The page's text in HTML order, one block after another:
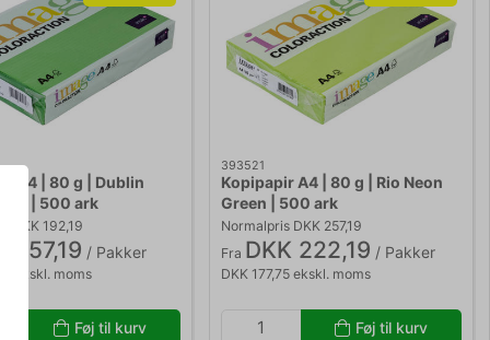
A4 | 80 g | Dublin
| 500 ark
DKK 192,19
157,19 / Pakker
ekskl. moms
Føj til kurv
393521
Kopipapir A4 | 80 g | Rio Neon
Green | 500 ark
Normalpris DKK 257,19
Fra DKK 222,19 / Pakker
DKK 177,75 ekskl. moms
Føj til kurv